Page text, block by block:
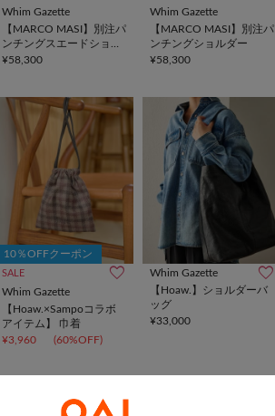
Whim Gazette
【MARCO MASI】別注パ
ンチングスエードショル
ダー
¥58,300
Whim Gazette
【MARCO MASI】別注パ
ンチングショルダー
¥58,300
10％OFFクーポン
SALE
Whim Gazette
【Hoaw.×Sampoコラボ
アイテム】 巾着
¥3,960
(60%OFF)
Whim Gazette
【Hoaw.】ショルダーバ
ッグ
¥33,000